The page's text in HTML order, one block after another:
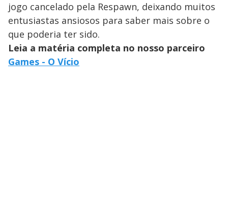
jogo cancelado pela Respawn, deixando muitos
entusiastas ansiosos para saber mais sobre o
que poderia ter sido.
Leia a matéria completa no nosso parceiro
Games - O Vício